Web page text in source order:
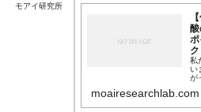
モアイ研究所
私
い
が
的
moairesearchlab.com